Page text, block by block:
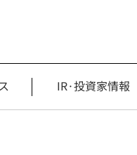
IR·投資家情報